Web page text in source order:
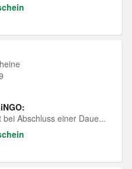
Abschluss einer Daue...